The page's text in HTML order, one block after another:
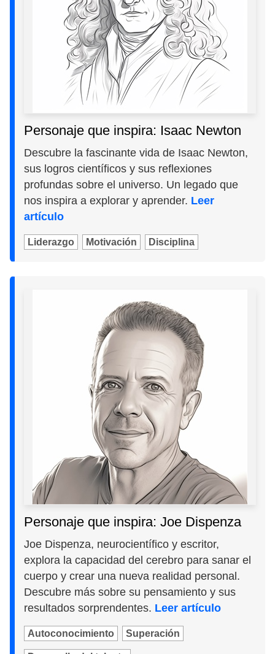
Personaje que inspira: Isaac Newton
Descubre la fascinante vida de Isaac Newton,
sus logros científicos y sus reflexiones
profundas sobre el universo. Un legado que
nos inspira a explorar y aprender. Leer
artículo
Liderazgo Motivación Disciplina
Personaje que inspira: Joe Dispenza
Joe Dispenza, neurocientífico y escritor,
explora la capacidad del cerebro para sanar el
cuerpo y crear una nueva realidad personal.
Descubre más sobre su pensamiento y sus
resultados sorprendentes. Leer artículo
Autoconocimiento Superación